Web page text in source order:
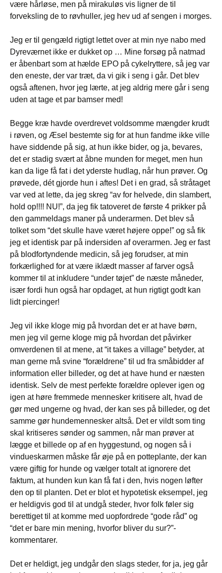
være hårløse, men på mirakuløs vis ligner de til
forveksling de to røvhuller, jeg hev ud af sengen i morges.
Jeg er til gengæld rigtigt lettet over at min nye nabo med
Dyreværnet ikke er dukket op … Mine forsøg på natmad
er åbenbart som at hælde EPO på cykelryttere, så jeg var
den eneste, der var træt, da vi gik i seng i går. Det blev
også aftenen, hvor jeg lærte, at jeg aldrig mere går i seng
uden at tage et par bamser med!
Begge kræ havde overdrevet voldsomme mængder krudt
i røven, og Æsel bestemte sig for at hun fandme ikke ville
have siddende på sig, at hun ikke bider, og ja, bevares,
det er stadig svært at åbne munden for meget, men hun
kan da lige få fat i det yderste hudlag, når hun prøver. Og
prøvede, dét gjorde hun i aftes! Det i en grad, så stråtaget
var ved at lette, da jeg skreg “av for helvede, din slambert,
hold op!!!! NU!”, da jeg fik tatoveret de første 4 prikker på
den gammeldags maner på underarmen. Det blev så
tolket som “det skulle have været højere oppe!” og så fik
jeg et identisk par på indersiden af overarmen. Jeg er fast
på blodfortyndende medicin, så jeg forudser, at min
forkærlighed for at være iklædt masser af farver også
kommer til at inkludere “under tøjet” de næste måneder,
især fordi hun også har opdaget, at hun rigtigt godt kan
lidt piercinger!
Jeg vil ikke kloge mig på hvordan det er at have børn,
men jeg vil gerne kloge mig på hvordan det påvirker
omverdenen til at mene, at “it takes a village” betyder, at
man gerne må svine “forældrene” til ud fra småbidder af
information eller billeder, og det at have hund er næsten
identisk. Selv de mest perfekte forældre oplever igen og
igen at høre fremmede mennesker kritisere alt, hvad de
gør med ungerne og hvad, der kan ses på billeder, og det
samme gør hundemennesker altså. Det er vildt som ting
skal kritiseres sønder og sammen, når man prøver at
lægge et billede op af en hyggestund, og nogen så i
vindueskarmen måske får øje på en potteplante, der kan
være giftig for hunde og vælger totalt at ignorere det
faktum, at hunden kun kan få fat i den, hvis nogen løfter
den op til planten. Det er blot et hypotetisk eksempel, jeg
er heldigvis god til at undgå steder, hvor folk føler sig
berettiget til at komme med uopfordrede “gode råd” og
“det er bare min mening, hvorfor bliver du sur?”-
kommentarer.
Det er heldigt, jeg undgår den slags steder, for ja, jeg går